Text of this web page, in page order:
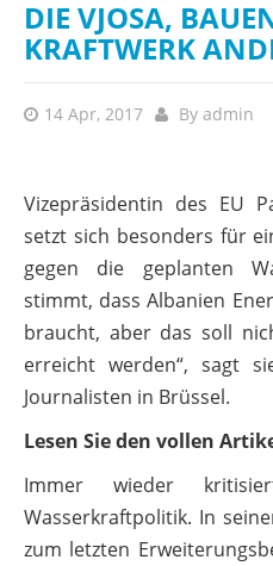
DIE VJOSA,
KRAFTWERK
14 Apr, 2017 By admin
Vizepräsidentin des EU
setzt sich besonders für
gegen die geplanten
stimmt, dass Albanien
braucht, aber das soll
erreicht werden“, sagt
Journalisten in Brüssel.
Lesen Sie den vollen
Immer wieder
Wasserkraftpolitik. In
zum letzten